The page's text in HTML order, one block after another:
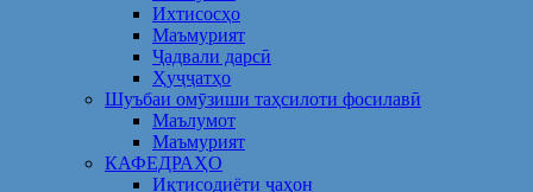
Ихтисосҳо
Маъмурият
Ҷадвали дарсӣ
Ҳуҷҷатҳо
Шуъбаи омӯзиши таҳсилоти фосилавӣ
Маълумот
Маъмурият
КАФЕДРАҲО
Иқтисодиёти ҷаҳон